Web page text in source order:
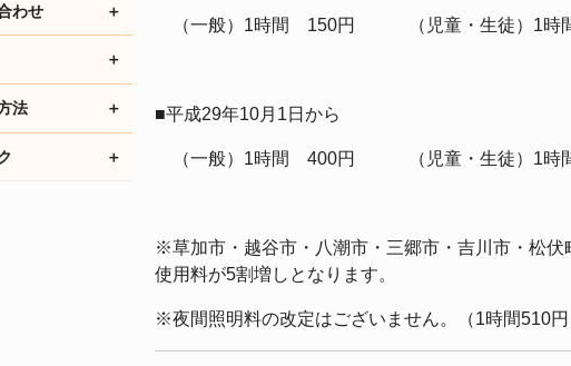
わせ
法
（一般）1時間 150円 （児童・生徒）1時
■平成29年10月1日から
（一般）1時間 400円 （児童・生徒）1時
※草加市・越谷市・八潮市・三郷市・吉川市・松伏
使用料が5割増しとなります。
※夜間照明料の改定はございません。（1時間510円